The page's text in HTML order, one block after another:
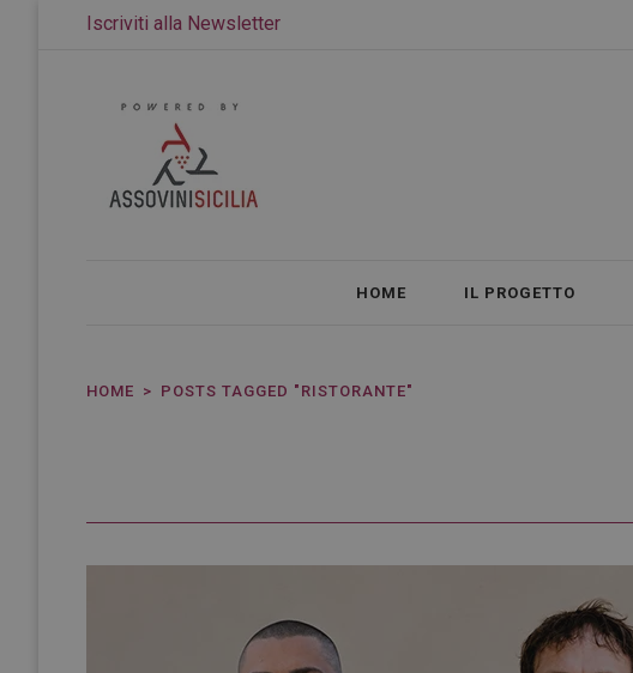
Iscriviti alla Newsletter
HOME IL PROGETTO
HOME POSTS TAGGED "RISTORANTE"